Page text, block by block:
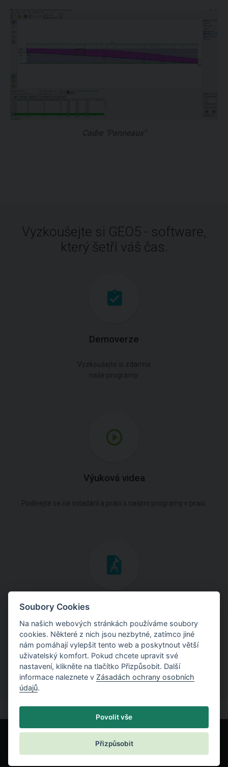
Cadre "Panneaux"
Vyzkoušejte si GEO5 - software,
který šetří váš čas.
Demoverze
Výuková videa
Inženýrské manuály
Stáhněte si manuály s teoretickými i praktickými ukázkami
použití programů.
Soubory Cookies
Na našich webových stránkách používáme soubory
cookies. Některé z nich jsou nezbytné, zatímco jiné
nám pomáhají vylepšit tento web a poskytnout větší
uživatelský komfort. Pokud chcete upravit své
nastavení, klikněte na tlačítko Přizpůsobit. Další
informace naleznete v Zásadách ochrany osobních
údajů.
Povolit vše
Přizpůsobit